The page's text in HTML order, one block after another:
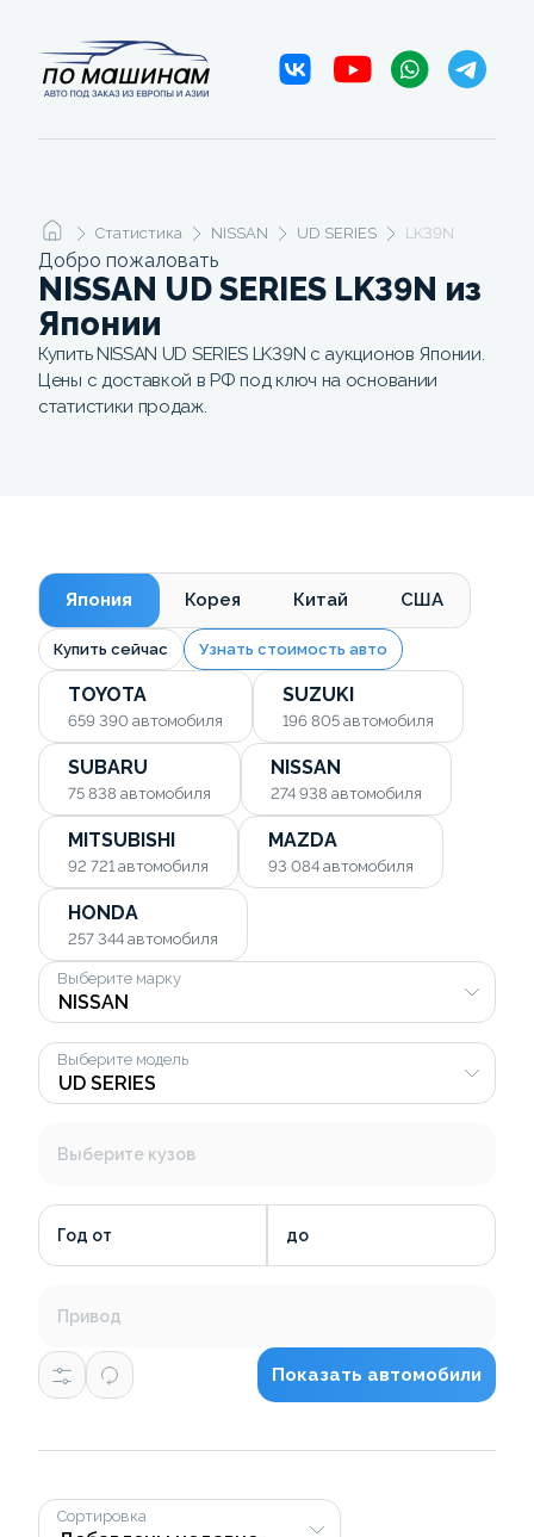
Статистика NISSAN UD SERIES LK39N
Добро пожаловать
NISSAN UD SERIES LK39N из
Японии
Купить NISSAN UD SERIES LK39N с аукционов Японии.
Цены с доставкой в РФ под ключ на основании
статистики продаж.
Япония Корея Китай США
Купить сейчас Узнать стоимость авто
TOYOTA
659 390 автомобиля
SUZUKI
196 805 автомобиля
SUBARU
75 838 автомобиля
NISSAN
274 938 автомобиля
MITSUBISHI
92 721 автомобиля
MAZDA
93 084 автомобиля
HONDA
257 344 автомобиля
Выберите марку
Выберите модель
Выберите кузов
Год от до
Привод
Показать автомобили
Сортировка